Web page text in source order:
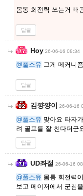
몸통 회전력 쓰는거 빼
답글
Hoy 26-06-16 08:34
@풀소유 그게 메커니
답글
김꺙꺙이 26-06-16
@풀소유 맞아요 타자
려 골프를 잘 친다더군
답글
UD좌절 26-06-16
@풀소유 몸통 회전력
보고 메이저에서 군침